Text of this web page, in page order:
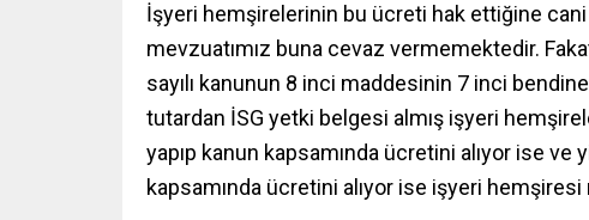
İşyeri hemşirelerinin bu ücreti hak ettiğine
mevzuatımız buna cevaz vermemektedir.
sayılı kanunun 8 inci maddesinin 7 inci
tutardan İSG yetki belgesi almış işyeri
yapıp kanun kapsamında ücretini alıyor ise ve
kapsamında ücretini alıyor ise işyeri